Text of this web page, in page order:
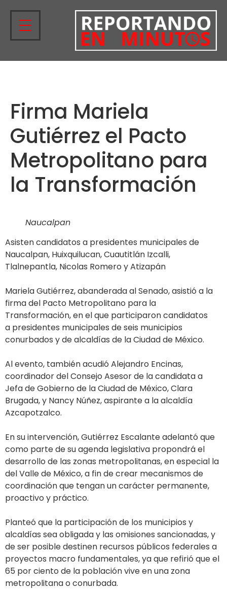
Firma Mariela
Gutiérrez el Pacto
Metropolitano para
la Transformación
Naucalpan
Asisten candidatos a presidentes municipales de
Naucalpan, Huixquilucan, Cuautitlán Izcalli,
Tlalnepantla, Nicolas Romero y Atizapán
Mariela Gutiérrez, abanderada al Senado, asistió a la
firma del Pacto Metropolitano para la
Transformación, en el que participaron candidatos
a presidentes municipales de seis municipios
conurbados y de alcaldías de la Ciudad de México.
Al evento, también acudió Alejandro Encinas,
coordinador del Consejo Asesor de la candidata a
Jefa de Gobierno de la Ciudad de México, Clara
Brugada, y Nancy Núñez, aspirante a la alcaldía
Azcapotzalco.
En su intervención, Gutiérrez Escalante adelantó que
como parte de su agenda legislativa propondrá el
desarrollo de las zonas metropolitanas, en especial la
del Valle de México, a fin de crear mecanismos de
coordinación que tengan un carácter permanente,
proactivo y práctico.
Planteó que la participación de los municipios y
alcaldías sea obligada y las omisiones sancionadas, y
de ser posible destinen recursos públicos federales a
proyectos macro fundamentales, ya que refirió que el
65 por ciento de la población vive en una zona
metropolitana o conurbada.